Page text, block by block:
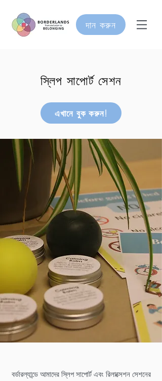
দান করুন
স্লিপ সাপোর্ট সেশন
এখানে বুক করুন!
বর্ডারল্যান্ডে আমাদের স্লিপ সাপোর্ট এবং রিলাক্সেশন সেশনের